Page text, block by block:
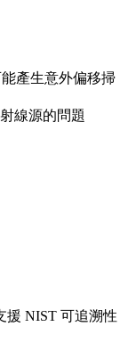
產生意外偏移掃
線源的問題
援 NIST 可追溯性